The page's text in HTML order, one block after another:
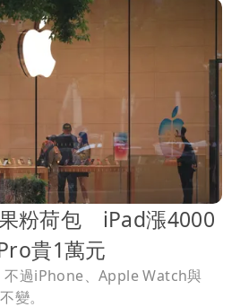
粉荷包 iPad漲4000
貴1萬元
不過iPhone、Apple Watch與
變。